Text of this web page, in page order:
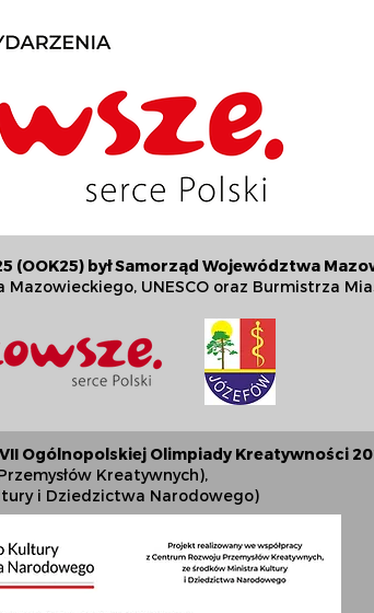
był Samorząd Województwa
UNESCO oraz Burmistrza
Ogólnopolskiej Olimpiady Kreatywności
Kreatywnych),
i Dziedzictwa Narodowego)